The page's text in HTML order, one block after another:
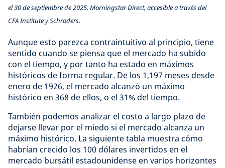
el 30 de septiembre de 2025. Morningstar Direct, accesible a través del
CFA Institute y Schroders.
Aunque esto parezca contraintuitivo al principio, tiene
sentido cuando se piensa que el mercado ha subido
con el tiempo, y por tanto ha estado en máximos
históricos de forma regular. De los 1,197 meses desde
enero de 1926, el mercado alcanzó un máximo
histórico en 368 de ellos, o el 31% del tiempo.
También podemos analizar el costo a largo plazo de
dejarse llevar por el miedo si el mercado alcanza un
máximo histórico. La siguiente tabla muestra cómo
habrían crecido los 100 dólares invertidos en el
mercado bursátil estadounidense en varios horizontes